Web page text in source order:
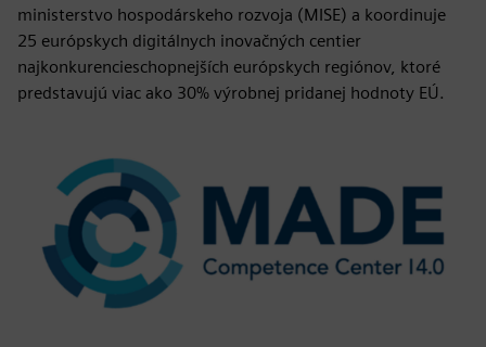
ministerstvo hospodárskeho rozvoja (MISE) a koordinuje
25 európskych digitálnych inovačných centier
najkonkurencieschopnejších európskych regiónov, ktoré
predstavujú viac ako 30% výrobnej pridanej hodnoty EÚ.